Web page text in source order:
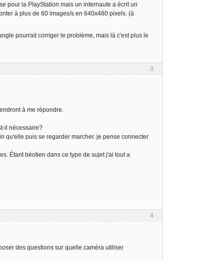
pour la PlayStation mais un internaute a écrit un
à plus de 60 images/s en 640x480 pixels. (à
pourrait corriger le problème, mais là c'est plus le
3
à me répondre.
il nécessaire?
qu'elle puis se regarder marcher. je pense connecter
Étant béotien dans ce type de sujet j'ai tout a
4
des questions sur quelle caméra utiliser